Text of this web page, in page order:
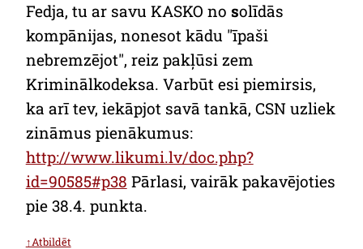
Fedja, tu ar savu KASKO no solīdās
kompānijas, nonesot kādu "īpaši
nebremzējot", reiz pakļūsi zem
Kriminālkodeksa. Varbūt esi piemirsis,
ka arī tev, iekāpjot savā tankā, CSN uzliek
zināmus pienākumus:
http://www.likumi.lv/doc.php?
id=90585#p38 Pārlasi, vairāk pakavējoties
pie 38.4. punkta.
↑Atbildēt